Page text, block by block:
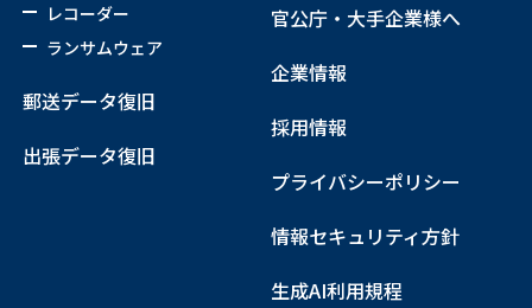
レコーダー
ランサムウェア
郵送データ復旧
出張データ復旧
官公庁・大手企業様へ
企業情報
採用情報
プライバシーポリシー
情報セキュリティ方針
生成AI利用規程